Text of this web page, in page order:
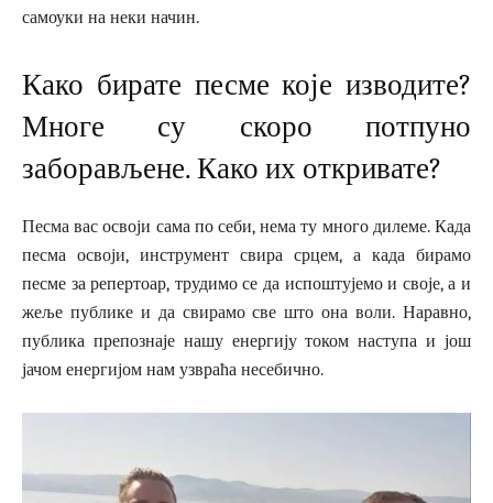
самоуки на неки начин.
Како бирате песме које изводите?
Многе су скоро потпуно
заборављене. Како их откривате?
Песма вас освоји сама по себи, нема ту много дилеме. Када
песма освоји, инструмент свира срцем, а када бирамо
песме за репертоар, трудимо се да испоштујемо и своје, а и
жеље публике и да свирамо све што она воли. Наравно,
публика препознаје нашу енергију током наступа и још
јачом енергијом нам узвраћа несебично.